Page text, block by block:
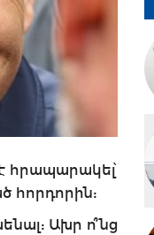
հրապարակել՝
հորդորին:
Ախր ո՞նց